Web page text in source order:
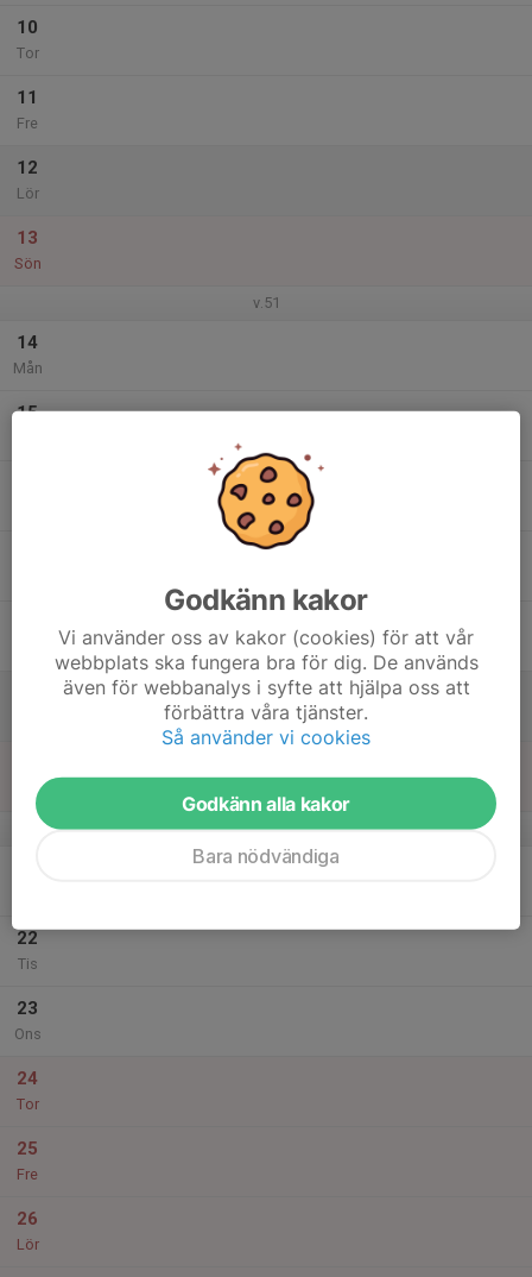
10
Tor
11
Fre
12
Lör
13
Sön
v.51
14
Mån
15
Terminavslutning
Sön
v.52
22
Tis
23
Ons
24
Tor
25
Fre
26
Lör
Godkänn kakor
Vi använder oss av kakor (cookies) för att vår
webbplats ska fungera bra för dig. De används
även för webbanalys i syfte att hjälpa oss att
förbättra våra tjänster.
Så använder vi cookies
Godkänn alla kakor
Bara nödvändiga